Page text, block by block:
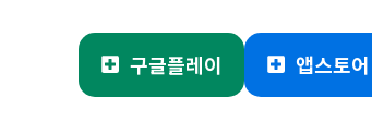
구글플레이 앱스토어